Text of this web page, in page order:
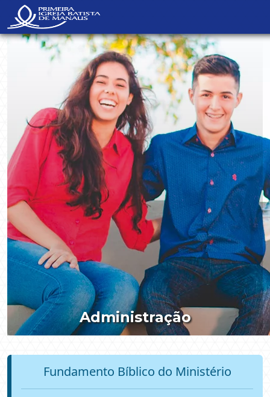
NavBar Oculta
Administração
Fundamento Bíblico do Ministério